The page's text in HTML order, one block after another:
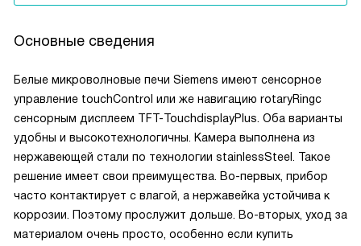
Основные сведения
Белые микроволновые печи Siemens имеют сенсорное
управление touchControl или же навигацию rotaryRingс
сенсорным дисплеем TFT-TouchdisplayPlus. Оба варианты
удобны и высокотехнологичны. Камера выполнена из
нержавеющей стали по технологии stainlessSteel. Такое
решение имеет свои преимущества. Во-первых, прибор
часто контактирует с влагой, а нержавейка устойчива к
коррозии. Поэтому прослужит дольше. Во-вторых, уход за
материалом очень просто, особенно если купить